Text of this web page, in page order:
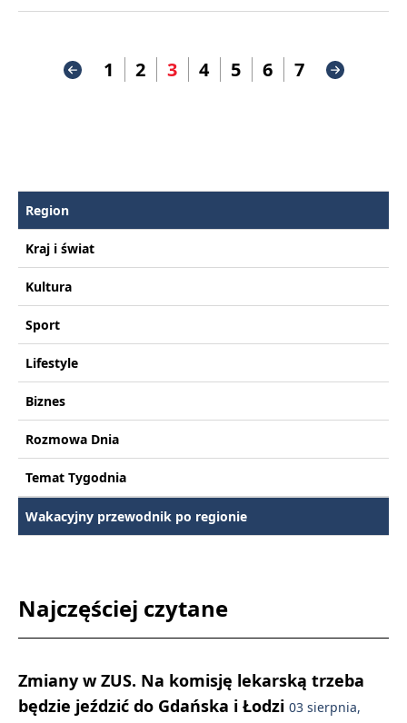
1 2 3 4 5 6 7
Region
Kraj i świat
Kultura
Sport
Lifestyle
Biznes
Rozmowa Dnia
Temat Tygodnia
Wakacyjny przewodnik po regionie
Najczęściej czytane
Zmiany w ZUS. Na komisję lekarską trzeba
będzie jeździć do Gdańska i Łodzi 03 sierpnia,